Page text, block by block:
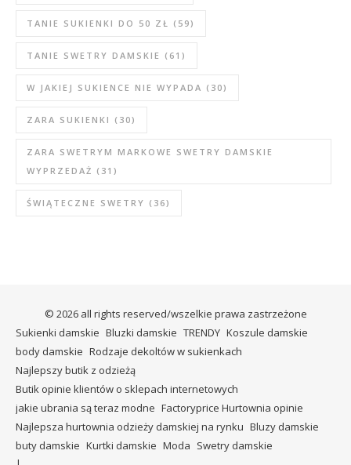
TANIE SUKIENKI DO 50 ZŁ (59)
TANIE SWETRY DAMSKIE (61)
W JAKIEJ SUKIENCE NIE WYPADA (30)
ZARA SUKIENKI (30)
ZARA SWETRYM MARKOWE SWETRY DAMSKIE
WYPRZEDAŻ (31)
ŚWIĄTECZNE SWETRY (36)
© 2026 all rights reserved/wszelkie prawa zastrzeżone
Sukienki damskie Bluzki damskie TRENDY Koszule damskie
body damskie Rodzaje dekoltów w sukienkach
Najlepszy butik z odzieżą
Butik opinie klientów o sklepach internetowych
jakie ubrania są teraz modne Factoryprice Hurtownia opinie
Najlepsza hurtownia odzieży damskiej na rynku Bluzy damskie
buty damskie Kurtki damskie Moda Swetry damskie